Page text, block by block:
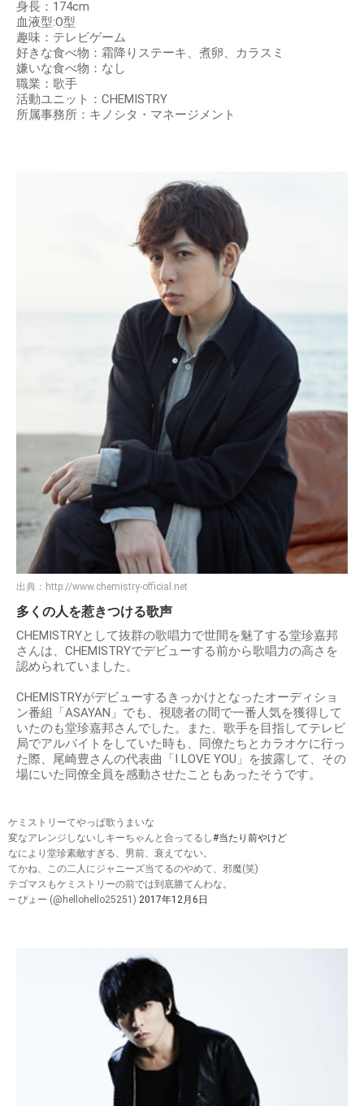
身長：174cm
血液型:O型
趣味：テレビゲーム
好きな食べ物：霜降りステーキ、煮卵、カラスミ
嫌いな食べ物：なし
職業：歌手
活動ユニット：CHEMISTRY
所属事務所：キノシタ・マネージメント
出典： http://www.chemistry-official.net
多くの人を惹きつける歌声
CHEMISTRYとして抜群の歌唱力で世間を魅了する堂珍嘉邦
さんは、CHEMISTRYでデビューする前から歌唱力の高さを
認められていました。
CHEMISTRYがデビューするきっかけとなったオーディショ
ン番組「ASAYAN」でも、視聴者の間で一番人気を獲得して
いたのも堂珍嘉邦さんでした。また、歌手を目指してテレビ
局でアルバイトをしていた時も、同僚たちとカラオケに行っ
た際、尾崎豊さんの代表曲「I LOVE YOU」を披露して、その
場にいた同僚全員を感動させたこともあったそうです。
ケミストリーてやっぱ歌うまいな
変なアレンジしないしキーちゃんと合ってるし#当たり前やけど
なにより堂珍素敵すぎる、男前、衰えてない。
てかね、この二人にジャニーズ当てるのやめて、邪魔(笑)
テゴマスもケミストリーの前では到底勝てんわな。
— ぴょー (@hellohello25251) 2017年12月6日